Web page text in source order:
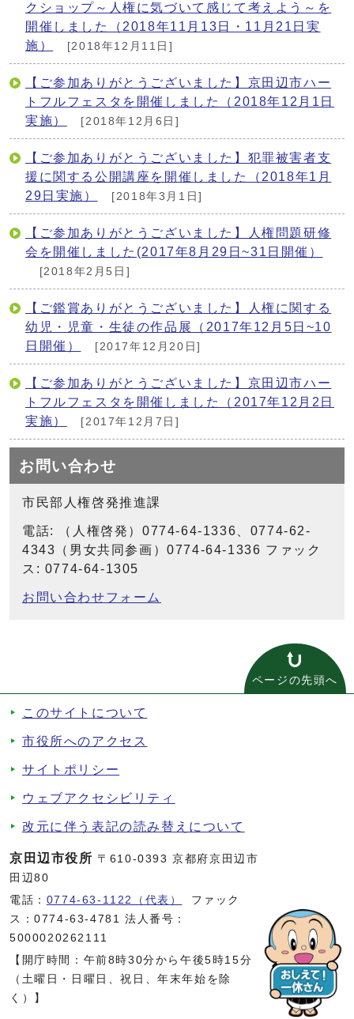
クショップ～人権に気づいて感じて考えよう～を
開催しました（2018年11月13日・11月21日実
施）
[2018年12月11日]
【ご参加ありがとうございました】京田辺市ハー
トフルフェスタを開催しました（2018年12月1日
実施）
[2018年12月6日]
【ご参加ありがとうございました】犯罪被害者支
援に関する公開講座を開催しました（2018年1月
29日実施）
[2018年3月1日]
【ご参加ありがとうございました】人権問題研修
会を開催しました(2017年8月29日~31日開催）
[2018年2月5日]
【ご鑑賞ありがとうございました】人権に関する
幼児・児童・生徒の作品展（2017年12月5日~10
日開催）
[2017年12月20日]
【ご参加ありがとうございました】京田辺市ハー
トフルフェスタを開催しました（2017年12月2日
実施）
[2017年12月7日]
お問い合わせ
市民部人権啓発推進課
電話: （人権啓発）0774-64-1336、0774-62-
4343（男女共同参画）0774-64-1336 ファック
ス: 0774-64-1305
お問い合わせフォーム
ページの先頭へ
このサイトについて
市役所へのアクセス
サイトポリシー
ウェブアクセシビリティ
改元に伴う表記の読み替えについて
京田辺市役所 〒610-0393 京都府京田辺市
田辺80
電話： 0774-63-1122（代表）
ファック
ス：0774-63-4781 法人番号：
5000020262111
【開庁時間：午前8時30分から午後5時15分
（土曜日・日曜日、祝日、年末年始を除
く）】